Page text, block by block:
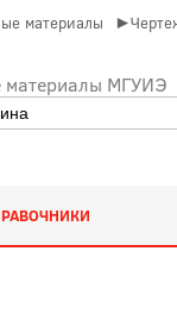
материалы
материалы МГУИЭ